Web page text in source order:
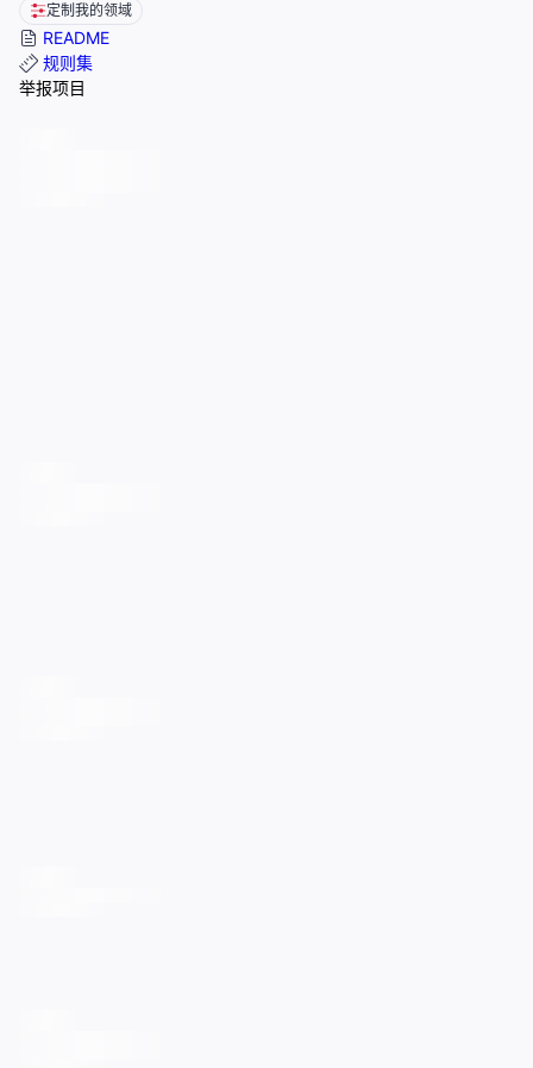
定制我的领域
README
规则集
举报项目